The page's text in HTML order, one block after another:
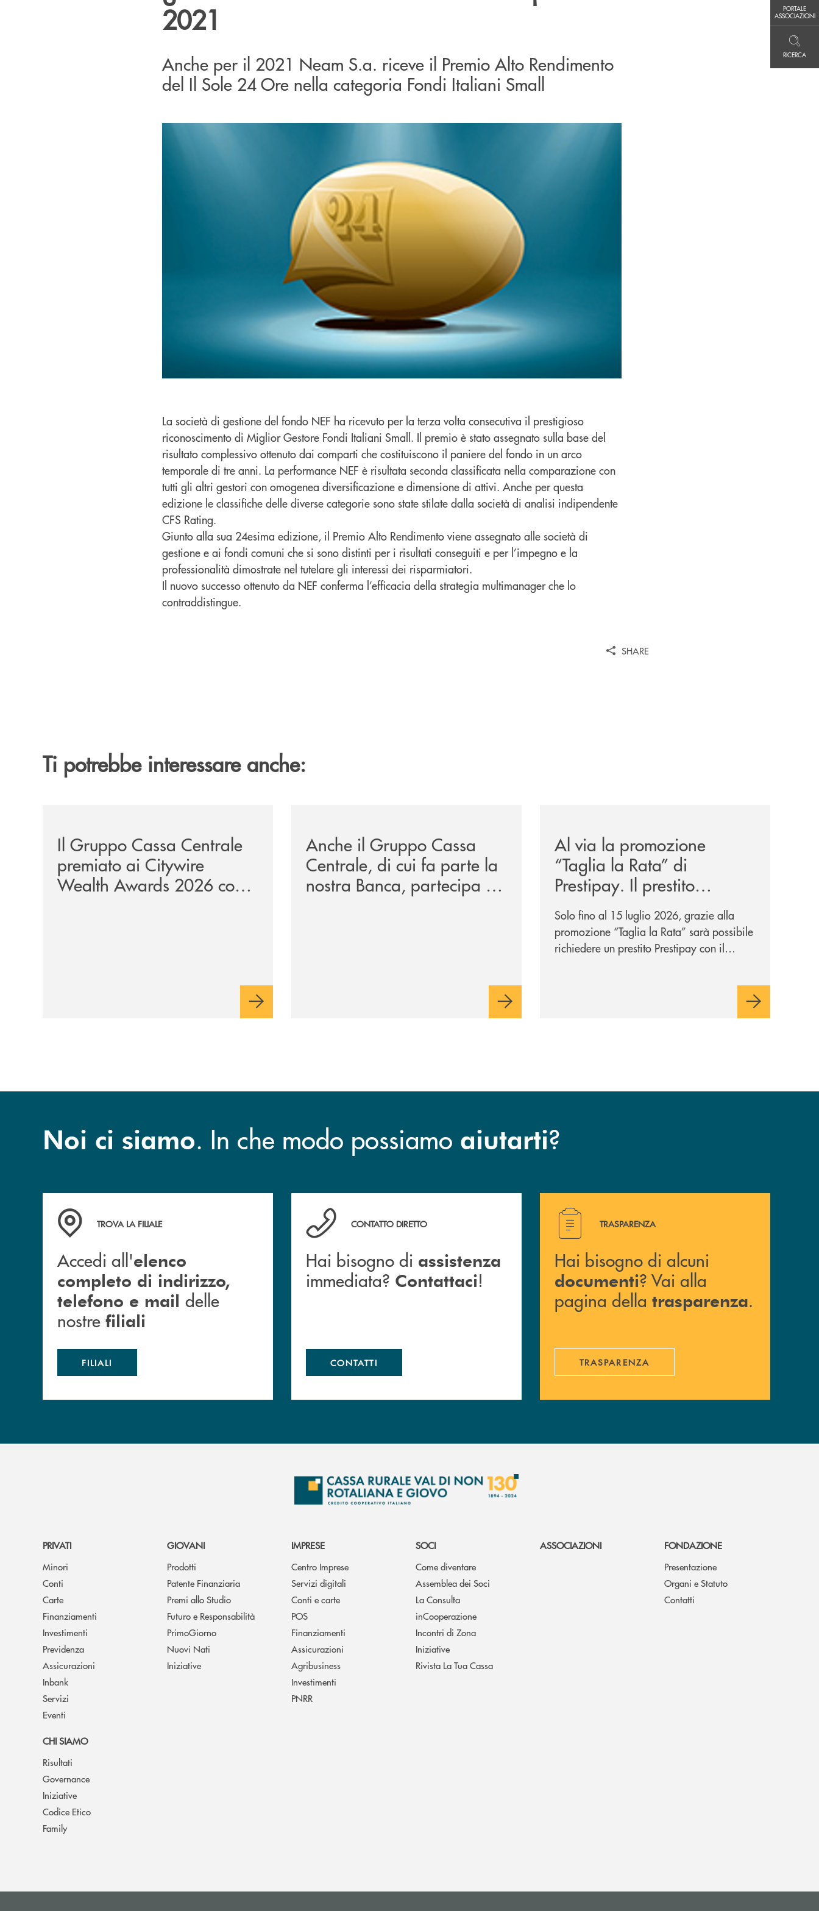
PORTALE
ASSOCIAZIONI
RICERCA
2021
Anche per il 2021 Neam S.a. riceve il Premio Alto Rendimento
del Il Sole 24 Ore nella categoria Fondi Italiani Small
La società di gestione del fondo NEF ha ricevuto per la terza volta consecutiva il prestigioso
riconoscimento di Miglior Gestore Fondi Italiani Small. Il premio è stato assegnato sulla base del
risultato complessivo ottenuto dai comparti che costituiscono il paniere del fondo in un arco
temporale di tre anni. La performance NEF è risultata seconda classificata nella comparazione con
tutti gli altri gestori con omogenea diversificazione e dimensione di attivi. Anche per questa
edizione le classifiche delle diverse categorie sono state stilate dalla società di analisi indipendente
CFS Rating.
Giunto alla sua 24esima edizione, il Premio Alto Rendimento viene assegnato alle società di
gestione e ai fondi comuni che si sono distinti per i risultati conseguiti e per l’impegno e la
professionalità dimostrate nel tutelare gli interessi dei risparmiatori.
Il nuovo successo ottenuto da NEF conferma l’efficacia della strategia multimanager che lo
contraddistingue.
SHARE
Ti potrebbe interessare anche:
Il Gruppo Cassa Centrale
premiato ai Citywire
Wealth Awards 2026 come
Anche il Gruppo Cassa
Centrale, di cui fa parte la
nostra Banca, partecipa a
EUR.BANK, il progetto di
Al via la promozione
“Taglia la Rata” di
Prestipay. Il prestito
personale che si fa in due
per te!
Solo fino al 15 luglio 2026, grazie alla
promozione “Taglia la Rata” sarà possibile
richiedere un prestito Prestipay con il
Noi ci siamo. In che modo possiamo aiutarti?
Accedi all' elenco completo di indirizzo, telefono e mail delle nostre filiali
TROVA LA FILIALE
Accedi all'elenco
completo di indirizzo,
telefono e mail delle
nostre filiali
FILIALI
Hai bisogno di assistenza immediata? Contattaci !
CONTATTO DIRETTO
Hai bisogno di assistenza
immediata? Contattaci!
CONTATTI
Hai bisogno di alcuni documenti ? Vai alla pagina della
TRASPARENZA
Hai bisogno di alcuni
documenti? Vai alla
pagina della trasparenza.
TRASPARENZA
PRIVATI
Minori
Conti
Carte
Finanziamenti
Investimenti
Previdenza
Assicurazioni
Inbank
Servizi
Eventi
GIOVANI
Prodotti
Patente Finanziaria
Premi allo Studio
Futuro e Responsabilità
PrimoGiorno
Nuovi Nati
Iniziative
IMPRESE
Centro Imprese
Servizi digitali
Conti e carte
POS
Finanziamenti
Assicurazioni
Agribusiness
Investimenti
PNRR
SOCI
Come diventare
Assemblea dei Soci
La Consulta
inCooperazione
Incontri di Zona
Iniziative
Rivista La Tua Cassa
ASSOCIAZIONI
FONDAZIONE
Presentazione
Organi e Statuto
Contatti
CHI SIAMO
Risultati
Governance
Iniziative
Codice Etico
Family